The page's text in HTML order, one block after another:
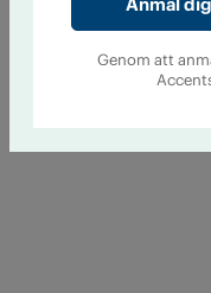
Genom att